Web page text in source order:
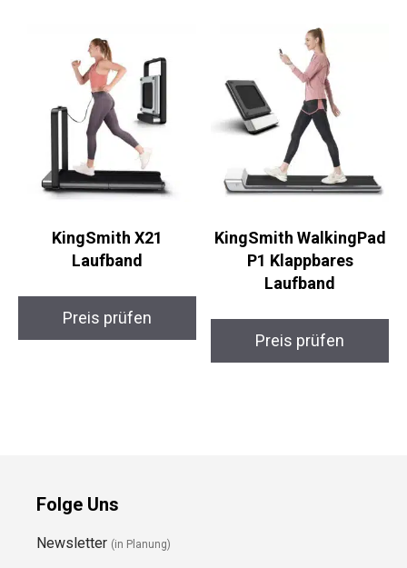
KingSmith X21
Laufband
Preis prüfen
KingSmith WalkingPad
P1 Klappbares
Laufband
Preis prüfen
Folge Uns
Newsletter (in Planung)